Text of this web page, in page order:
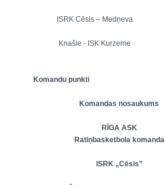
ISRK Cēsis – Medņeva
Knašie - ISK Kurzeme
Komandu punkti
Komandas nosaukums
RĪGA ASK
Ratiņbasketbola komanda
ISRK „Cēsis”